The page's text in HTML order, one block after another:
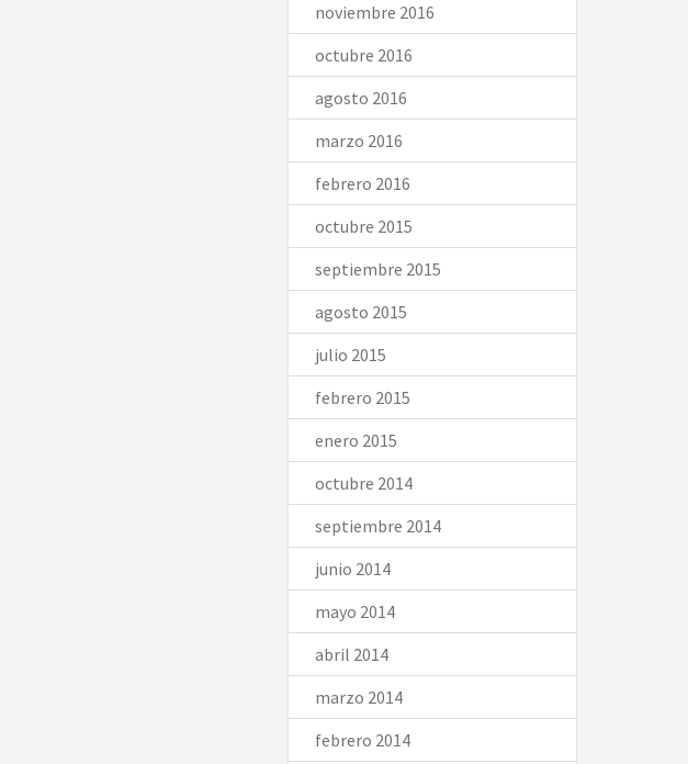
noviembre 2016
octubre 2016
agosto 2016
marzo 2016
febrero 2016
octubre 2015
septiembre 2015
agosto 2015
julio 2015
febrero 2015
enero 2015
octubre 2014
septiembre 2014
junio 2014
mayo 2014
abril 2014
marzo 2014
febrero 2014